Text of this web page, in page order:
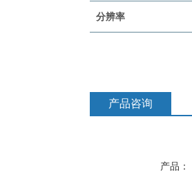
分辨率
产品咨询
产品：